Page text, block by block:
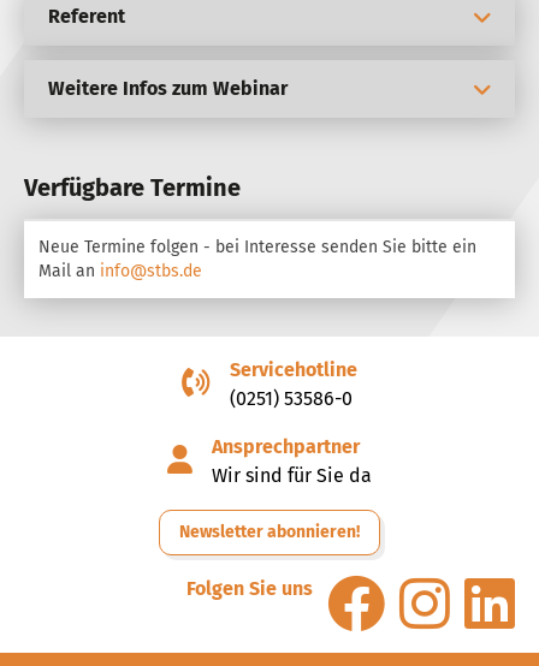
Referent
Weitere Infos zum Webinar
Verfügbare Termine
Neue Termine folgen - bei Interesse senden Sie bitte ein
Mail an info@stbs.de
Servicehotline
(0251) 53586-0
Ansprechpartner
Wir sind für Sie da
Newsletter abonnieren!
Folgen Sie uns